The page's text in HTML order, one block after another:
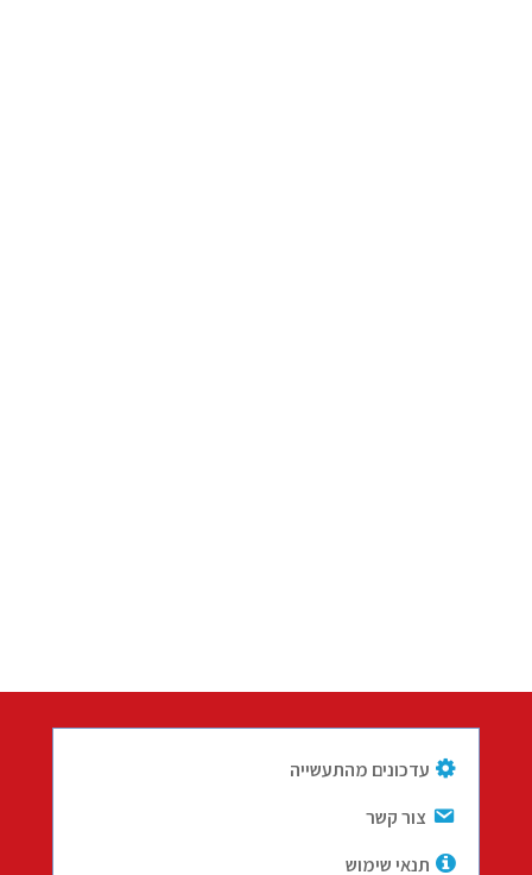
עדכונים מהתעשייה
צור קשר
תנאי שימוש